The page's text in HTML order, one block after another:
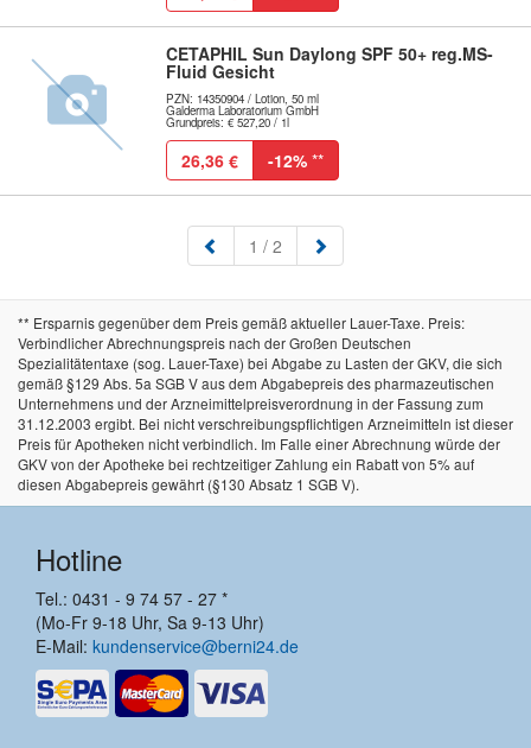
CETAPHIL Sun Daylong SPF 50+ reg.MS-
Fluid Gesicht
PZN: 14350904 / Lotion, 50 ml
Galderma Laboratorium GmbH
Grundpreis: € 527,20 / 1l
26,36 € -12% **
1 (aktuell)
/ 2
** Ersparnis gegenüber dem Preis gemäß aktueller Lauer-Taxe. Preis:
Verbindlicher Abrechnungspreis nach der Großen Deutschen
Spezialitätentaxe (sog. Lauer-Taxe) bei Abgabe zu Lasten der GKV, die sich
gemäß §129 Abs. 5a SGB V aus dem Abgabepreis des pharmazeutischen
Unternehmens und der Arzneimittelpreisverordnung in der Fassung zum
31.12.2003 ergibt. Bei nicht verschreibungspflichtigen Arzneimitteln ist dieser
Preis für Apotheken nicht verbindlich. Im Falle einer Abrechnung würde der
GKV von der Apotheke bei rechtzeitiger Zahlung ein Rabatt von 5% auf
diesen Abgabepreis gewährt (§130 Absatz 1 SGB V).
Hotline
Tel.: 0431 - 9 74 57 - 27 *
(Mo-Fr 9-18 Uhr, Sa 9-13 Uhr)
E-Mail: kundenservice@berni24.de